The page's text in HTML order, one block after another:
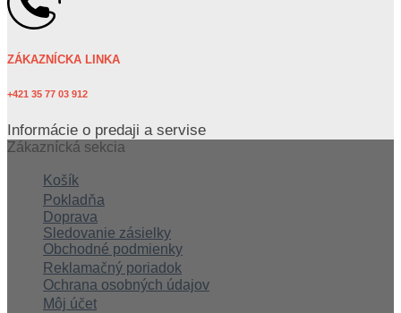
ZÁKAZNÍCKA LINKA
+421 35 77 03 912
Informácie o predaji a servise
Zákaznícká sekcia
Košík
Pokladňa
Doprava
Sledovanie zásielky
Obchodné podmienky
Reklamačný poriadok
Ochrana osobných údajov
Môj účet